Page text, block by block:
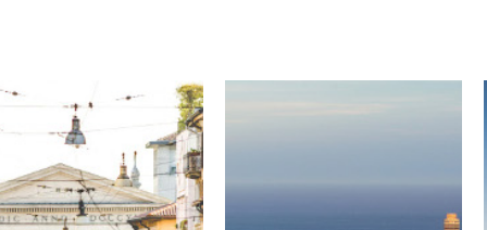
NUS
OAK
OAKLEY
OASIS
OENOBIOL
OMADA
OPPO
ORANGINA